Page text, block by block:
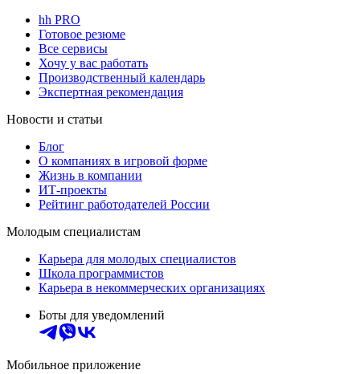
hh PRO
Готовое резюме
Все сервисы
Хочу у вас работать
Производственный календарь
Экспертная рекомендация
Новости и статьи
Блог
О компаниях в игровой форме
Жизнь в компании
ИТ-проекты
Рейтинг работодателей России
Молодым специалистам
Карьера для молодых специалистов
Школа программистов
Карьера в некоммерческих организациях
Боты для уведомлений
Мобильное приложение